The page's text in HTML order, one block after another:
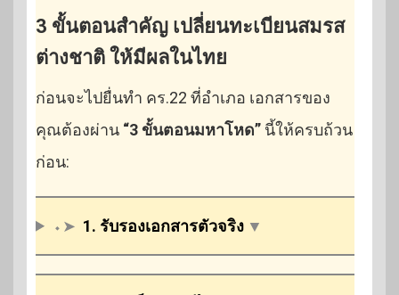
3 ขั้นตอนสำคัญ เปลี่ยนทะเบียนสมรส
ต่างชาติ ให้มีผลในไทย
ก่อนจะไปยื่นทำ คร.22 ที่อำเภอ เอกสารของ
คุณต้องผ่าน “3 ขั้นตอนมหาโหด” นี้ให้ครบถ้วน
ก่อน:
⬩➤ 1. รับรองเอกสารตัวจริง ▼